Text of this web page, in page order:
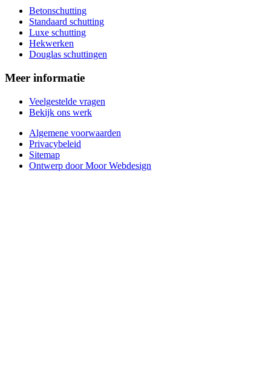
Betonschutting
Standaard schutting
Luxe schutting
Hekwerken
Douglas schuttingen
Meer informatie
Veelgestelde vragen
Bekijk ons werk
Algemene voorwaarden
Privacybeleid
Sitemap
Ontwerp door Moor Webdesign